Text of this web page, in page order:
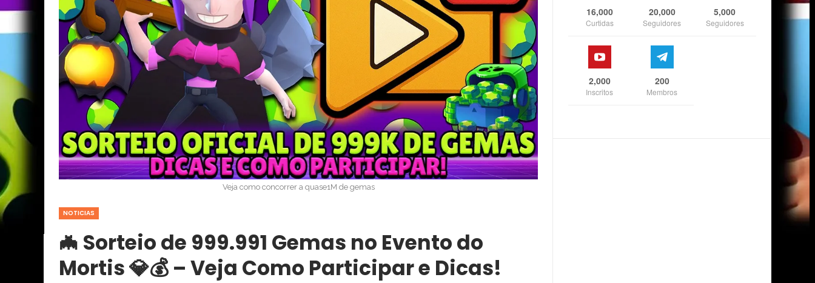
Veja como concorrer a quase1M de gemas
NOTICIAS
🦇 Sorteio de 999.991 Gemas no Evento do
Mortis 💎💰 – Veja Como Participar e Dicas!
16,000
Curtidas
20,000
Seguidores
5,000
Seguidores
2,000
Inscritos
200
Membros